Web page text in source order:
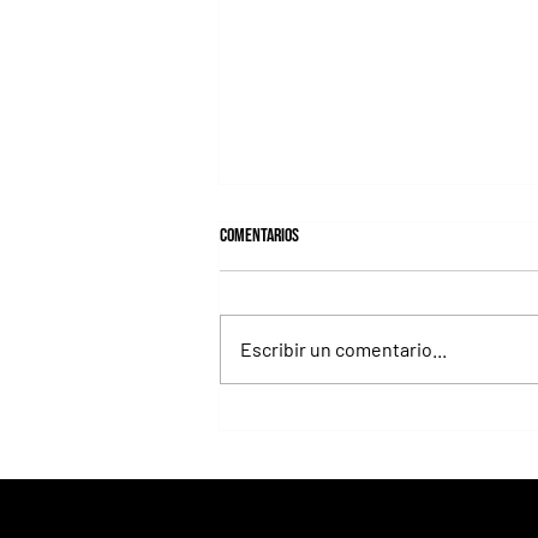
Comentarios
Escribir un comentario...